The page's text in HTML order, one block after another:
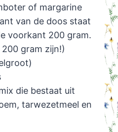
of margarine
van de doos staat
voorkant 200 gram.
gram zijn!)
die bestaat uit
tarwezetmeel en